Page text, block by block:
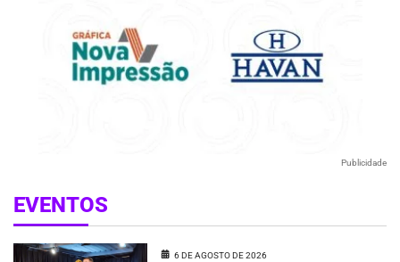
Publicidade
EVENTOS
6 DE AGOSTO DE 2026